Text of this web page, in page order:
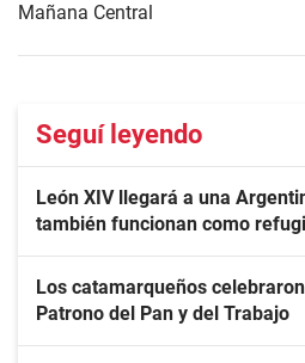
Mañana Central
Seguí leyendo
León XIV llegará a una
también funcionan como
Los catamarqueños
Patrono del Pan y del Trabajo